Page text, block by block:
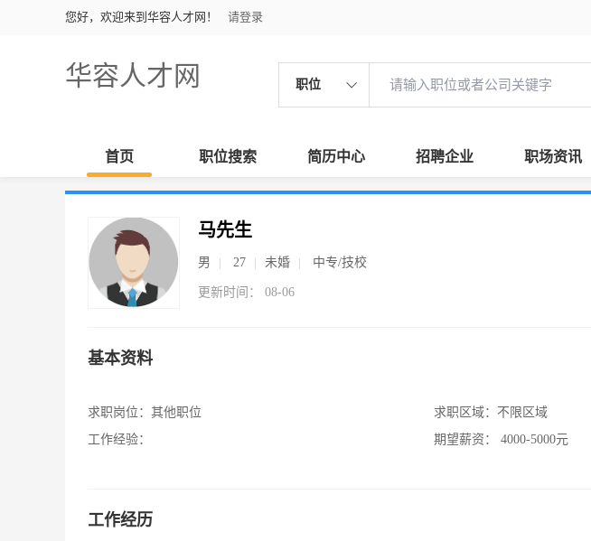
您好，欢迎来到华容人才网！ 请登录
华容人才网 职位
首页 职位搜索 简历中心 招聘企业 职场资讯
马先生
男 27 未婚 中专/技校
更新时间： 08-06
基本资料
求职岗位： 其他职位
工作经验：
求职区域： 不限区域
期望薪资：
4000-5000元
工作经历